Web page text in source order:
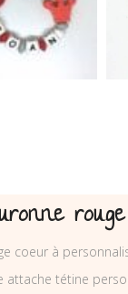
coeur à
attache tétine